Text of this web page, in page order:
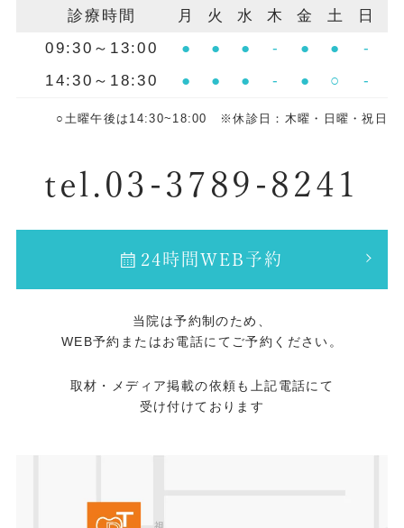
診療時間 月 火 水 木 金 土
日
09:30～13:00
● ● ● - ● ●
-
14:30～18:30
● ● ● - ● ○ -
○土曜午後は14:30~18:00 ※休診日：木曜・日曜・祝日
tel.03-3789-8241
24時間WEB予約
当院は予約制のため、
WEB予約またはお電話にてご予約ください。
取材・メディア掲載の依頼も上記電話にて
受け付けております